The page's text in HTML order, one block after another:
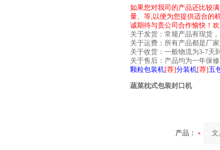
如果您对我司的产品还比较
量、等,以便为您提供适合的
诚期待与贵公司合作愉快！
关于发货：常规产品有现货
关于运费：所有产品都是厂
关于收货：一般物流为3-7天
关于售后：产品均为一年保
颗粒包装机[荐]分装机[荐]五
蔬菜枕式包装封口机
产品：